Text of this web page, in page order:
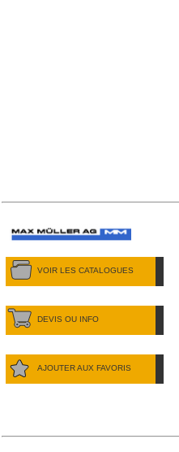
VOIR LES CATALOGUES
DEVIS OU INFO
AJOUTER AUX FAVORIS